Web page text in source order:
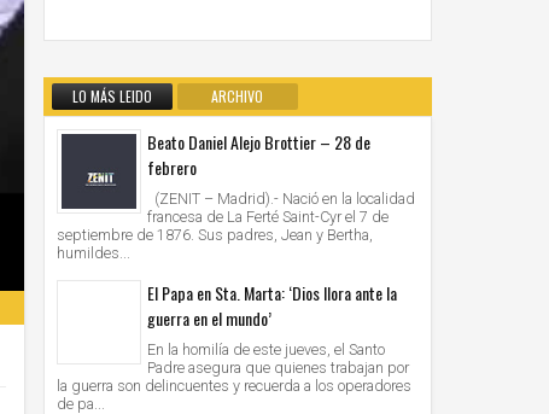
LO MÁS LEIDO ARCHIVO
Beato Daniel Alejo Brottier – 28 de
febrero
(ZENIT – Madrid).- Nació en la localidad
francesa de La Ferté Saint-Cyr el 7 de
septiembre de 1876. Sus padres, Jean y Bertha,
humildes...
El Papa en Sta. Marta: ‘Dios llora ante la
guerra en el mundo’
En la homilía de este jueves, el Santo
Padre asegura que quienes trabajan por
la guerra son delincuentes y recuerda a los operadores
de pa...